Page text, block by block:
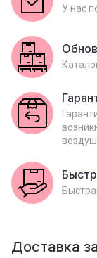
У нас
Доставка